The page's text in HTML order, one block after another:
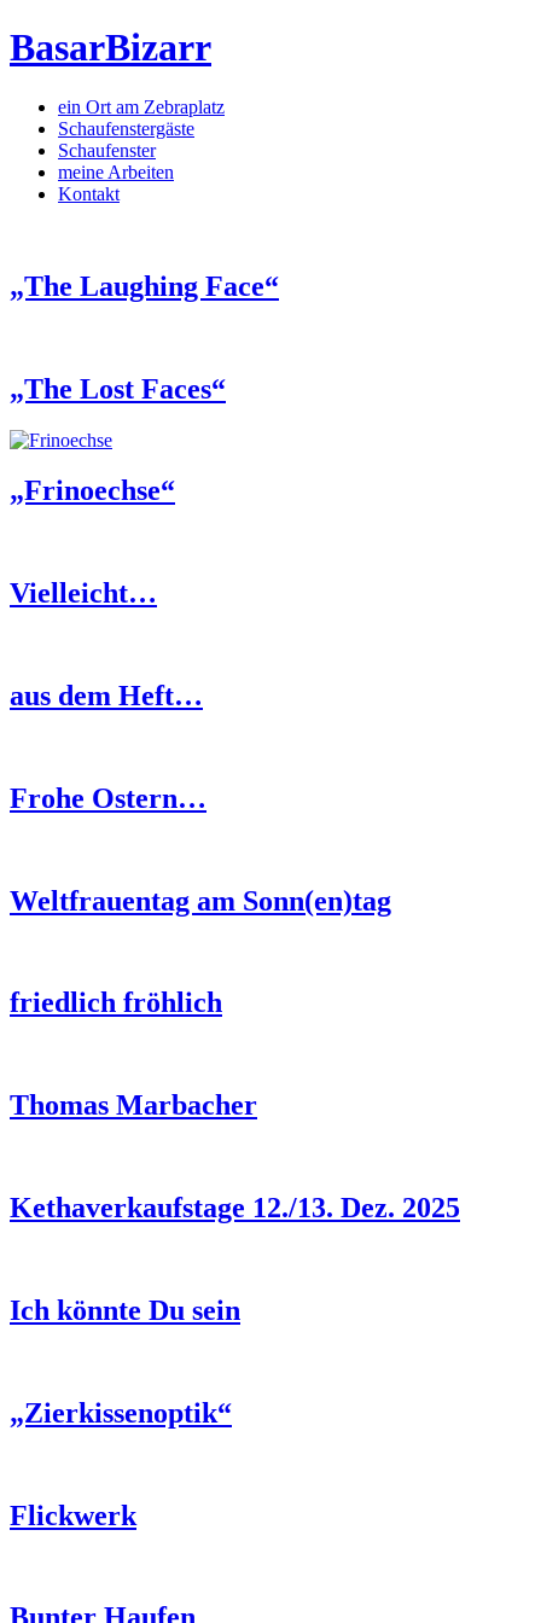
BasarBizarr
ein Ort am Zebraplatz
Schaufenster­gäste
Schaufenster
meine Arbeiten
Kontakt
„The Laughing Face“
„The Lost Faces“
„Frinoechse“
Vielleicht…
aus dem Heft…
Frohe Ostern…
Weltfrauentag am Sonn(en)tag
friedlich fröhlich
Thomas Marbacher
Kethaverkaufstage 12./13. Dez. 2025
Ich könnte Du sein
„Zierkissenoptik“
Flickwerk